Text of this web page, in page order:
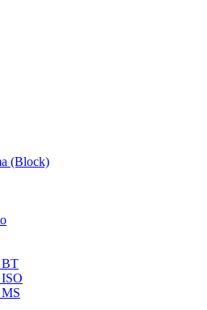
(Block)
BT